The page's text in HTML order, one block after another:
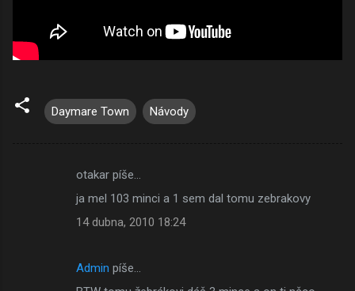
Daymare Town Návody
otakar píše…
ja mel 103 minci a 1 sem dal tomu zebrakovy
14 dubna, 2010 18:24
Admin píše…